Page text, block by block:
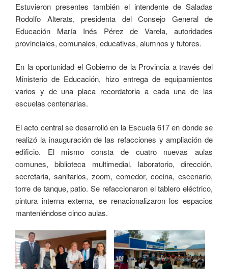
Estuvieron presentes también el intendente de Saladas
Rodolfo Alterats, presidenta del Consejo General de
Educación María Inés Pérez de Varela, autoridades
provinciales, comunales, educativas, alumnos y tutores.
En la oportunidad el Gobierno de la Provincia a través del
Ministerio de Educación, hizo entrega de equipamientos
varios y de una placa recordatoria a cada una de las
escuelas centenarias.
El acto central se desarrolló en la Escuela 617 en donde se
realizó la inauguración de las refacciones y ampliación de
edificio. El mismo consta de cuatro nuevas aulas
comunes, biblioteca multimedial, laboratorio, dirección,
secretaria, sanitarios, zoom, comedor, cocina, escenario,
torre de tanque, patio. Se refaccionaron el tablero eléctrico,
pintura interna externa, se renacionalizaron los espacios
manteniéndose cinco aulas.